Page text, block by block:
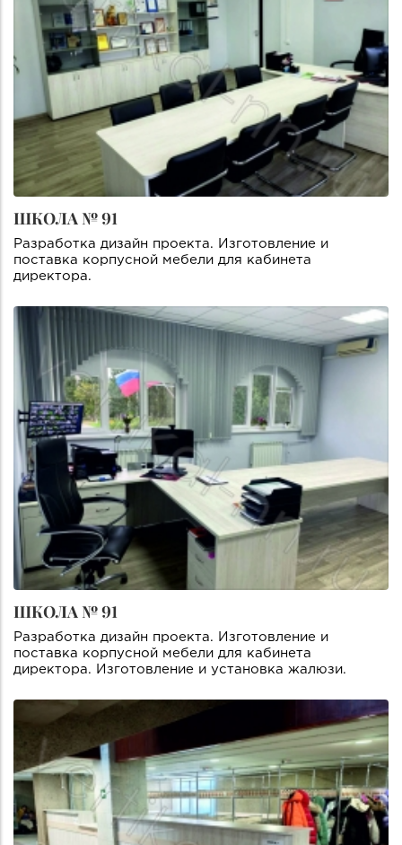
ШКОЛА № 91
Разработка дизайн проекта. Изготовление и
поставка корпусной мебели для кабинета
директора.
ШКОЛА № 91
Разработка дизайн проекта. Изготовление и
поставка корпусной мебели для кабинета
директора. Изготовление и установка жалюзи.